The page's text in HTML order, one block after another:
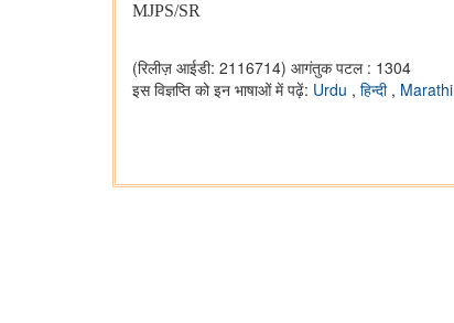
MJPS/SR
(रिलीज़ आईडी: 2116714) आगंतुक पटल : 1304
इस विज्ञप्ति को इन भाषाओं में पढ़ें: Urdu , हिन्दी , Marathi